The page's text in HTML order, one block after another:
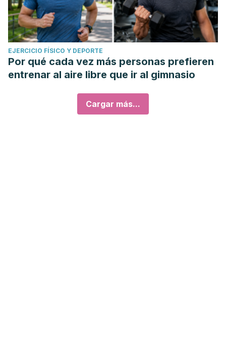
EJERCICIO FÍSICO Y DEPORTE
Por qué cada vez más personas prefieren
entrenar al aire libre que ir al gimnasio
Cargar más...